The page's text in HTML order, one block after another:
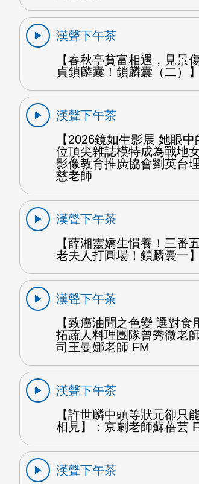
漢聲下午茶
【春秋亭貧富相遇，見景
貞鎖麟囊！鎖麟囊（二）
漢聲下午茶
【2026鏡如生影展 她眼
位頂尖雜誌模特成為戰地
影像教育推廣協會劉英台
慈老師
漢聲下午茶
【薛湘靈嬌生慣養！三番
老夫人打圓場！鎖麟囊一
漢聲下午茶
【致癌油聞之色變 選對食
拓蔬人料理團隊曾秀微老
司王曼娜老師 FM
漢聲下午茶
【許世麟中頭等狀元卻只
相見】：京劇老師蘇蓓芸
漢聲下午茶